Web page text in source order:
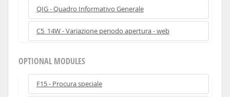
QIG - Quadro Informativo Generale
C5_14W - Variazione periodo apertura - web
OPTIONAL MODULES
F15 - Procura speciale